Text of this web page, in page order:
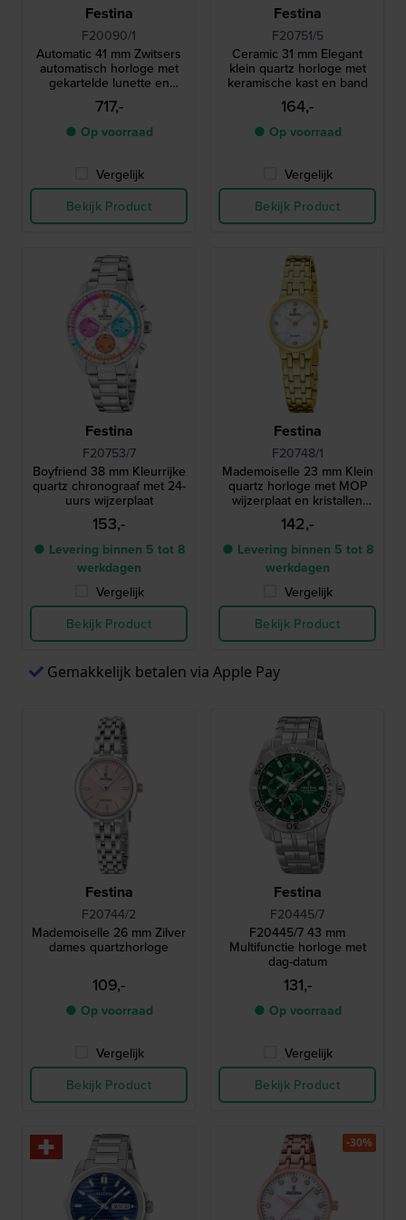
Festina
F20090/1
Automatic 41 mm Zwitsers
automatisch horloge met
gekartelde lunette en
datum-vergrootglas
717,-
● Op voorraad
Vergelijk
Bekijk Product
Festina
F20751/5
Ceramic 31 mm Elegant
klein quartz horloge met
keramische kast en band
164,-
● Op voorraad
Vergelijk
Bekijk Product
Festina
F20753/7
Boyfriend 38 mm Kleurrijke
quartz chronograaf met 24-
uurs wijzerplaat
153,-
● Levering binnen 5 tot 8
werkdagen
Vergelijk
Bekijk Product
Festina
F20748/1
Mademoiselle 23 mm Klein
quartz horloge met MOP
wijzerplaat en kristallen
indexen
142,-
● Levering binnen 5 tot 8
werkdagen
Vergelijk
Bekijk Product
Gemakkelijk betalen via Apple Pay
Festina
F20744/2
Mademoiselle 26 mm Zilver
dames quartzhorloge
109,-
● Op voorraad
Vergelijk
Bekijk Product
Festina
F20445/7
F20445/7 43 mm
Multifunctie horloge met
dag-datum
131,-
● Op voorraad
Vergelijk
Bekijk Product
-30%